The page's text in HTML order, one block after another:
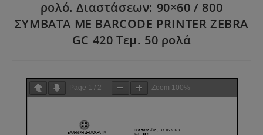
ρολό. Διαστάσεων: 90×60 / 800
ΣΥΜΒΑΤΑ ΜΕ BARCODE PRINTER ZEBRA
GC 420 Τεμ. 50 ρολά
Page 1 / 2 Zoom 100%